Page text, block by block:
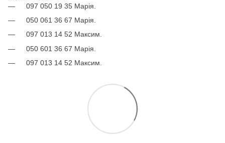
097 050 19 35 Марія.
050 061 36 67 Марія.
097 013 14 52 Максим.
050 601 36 67 Марія.
097 013 14 52 Максим.